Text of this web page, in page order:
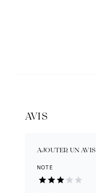
AVIS
AJOUTER UN AVIS
NOTE